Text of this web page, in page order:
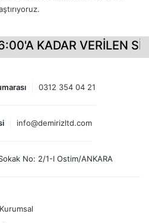
KADAR VERİLEN
0312 354 04 21
info@demirizltd.com
No: 2/1-I Ostim/ANKARA
Kurumsal